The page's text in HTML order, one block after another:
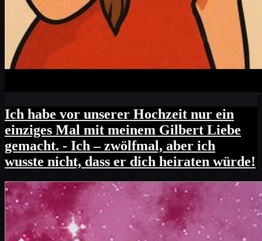
Ich habe vor unserer Hochzeit nur ein
einziges Mal mit meinem Gilbert Liebe
gemacht. - Ich – zwölfmal, aber ich
wusste nicht, dass er dich heiraten würde!